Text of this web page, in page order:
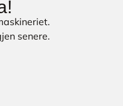
senere.